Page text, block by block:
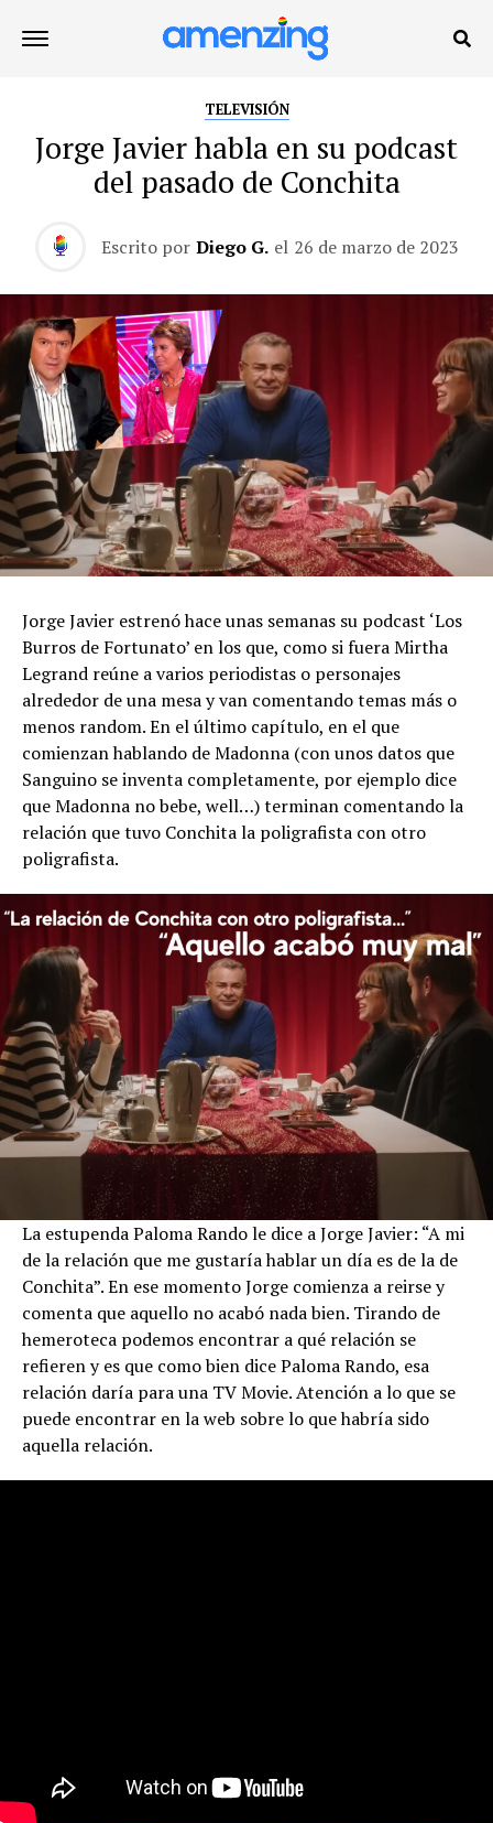
TELEVISIÓN
Jorge Javier habla en su podcast
del pasado de Conchita
Escrito por Diego G. el 26 de marzo de 2023
Jorge Javier estrenó hace unas semanas su podcast ‘Los
Burros de Fortunato’ en los que, como si fuera Mirtha
Legrand reúne a varios periodistas o personajes
alrededor de una mesa y van comentando temas más o
menos random. En el último capítulo, en el que
comienzan hablando de Madonna (con unos datos que
Sanguino se inventa completamente, por ejemplo dice
que Madonna no bebe, well…) terminan comentando la
relación que tuvo Conchita la poligrafista con otro
poligrafista.
La estupenda Paloma Rando le dice a Jorge Javier: “A mi
de la relación que me gustaría hablar un día es de la de
Conchita”. En ese momento Jorge comienza a reirse y
comenta que aquello no acabó nada bien. Tirando de
hemeroteca podemos encontrar a qué relación se
refieren y es que como bien dice Paloma Rando, esa
relación daría para una TV Movie. Atención a lo que se
puede encontrar en la web sobre lo que habría sido
aquella relación.